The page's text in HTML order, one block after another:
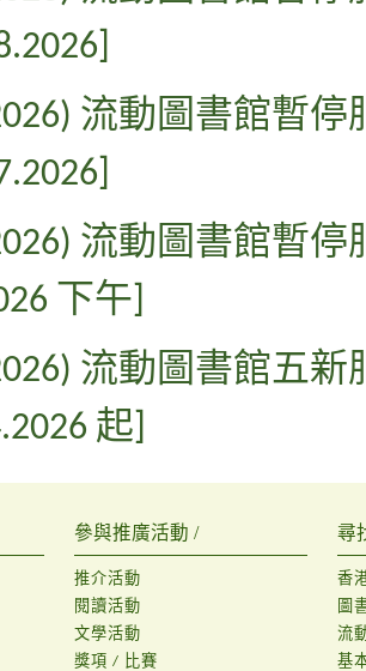
) 流動圖書館暫停
) 流動圖書館暫停
下午]
) 流動圖書館五新
起]
參與推廣活動 /
推介活動
閱讀活動
文學活動
獎項 / 比賽
尋
香
圖
流
基